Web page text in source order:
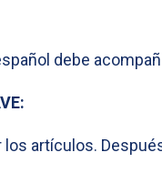
debe
los artículos.